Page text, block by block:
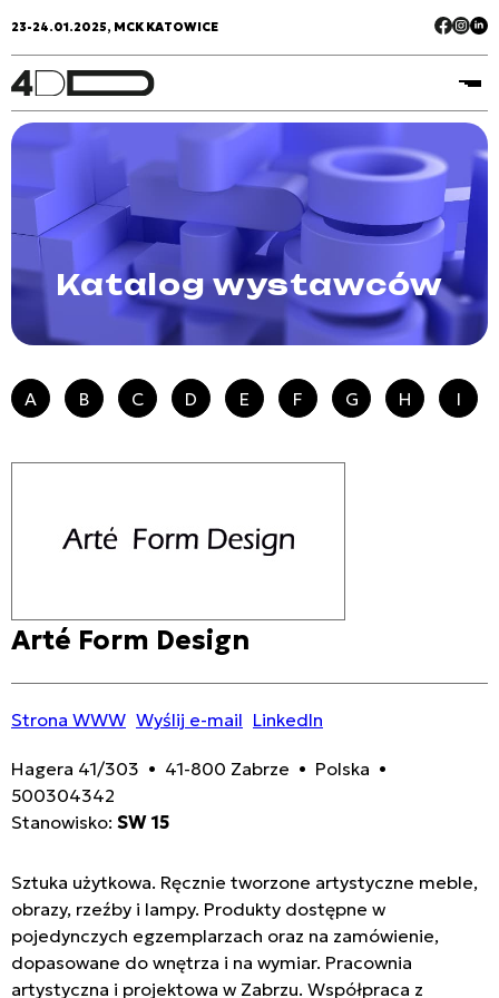
23-24.01.2025, MCK KATOWICE
Katalog wystawców
A B C D E F G H I
Arté Form Design
Strona WWW Wyślij e-mail LinkedIn
Hagera 41/303 • 41-800 Zabrze • Polska •
500304342
Stanowisko: SW 15
Sztuka użytkowa. Ręcznie tworzone artystyczne meble,
obrazy, rzeźby i lampy. Produkty dostępne w
pojedynczych egzemplarzach oraz na zamówienie,
dopasowane do wnętrza i na wymiar. Pracownia
artystyczna i projektowa w Zabrzu. Współpraca z